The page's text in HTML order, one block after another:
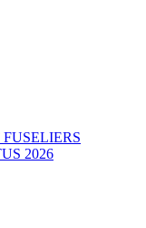
2026